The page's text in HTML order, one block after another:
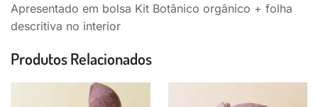
Apresentado em bolsa Kit Botânico orgânico + folha
descritiva no interior
Produtos Relacionados